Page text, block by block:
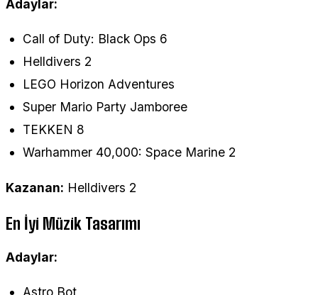
Adaylar:
Call of Duty: Black Ops 6
Helldivers 2
LEGO Horizon Adventures
Super Mario Party Jamboree
TEKKEN 8
Warhammer 40,000: Space Marine 2
Kazanan: Helldivers 2
En İyi Müzik Tasarımı
Adaylar:
Astro Bot